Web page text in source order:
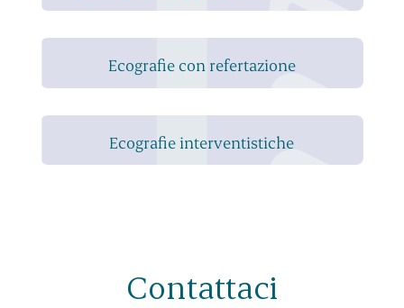
Ecografie con refertazione
Ecografie interventistiche
Contattaci